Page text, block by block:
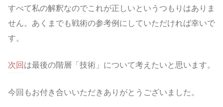
すべて私の解釈なのでこれが正しいというつもりはありま
せん。あくまでも戦術の参考例にしていただければ幸いで
す。
次回 は最後の階層「技術」について考えたいと思います。
今回もお付き合いいただきありがとうございました。